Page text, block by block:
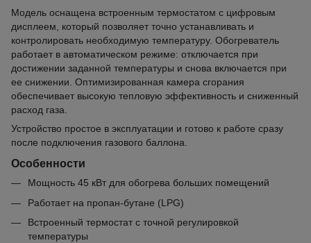
Модель оснащена встроенным термостатом с цифровым
дисплеем, который позволяет точно устанавливать и
контролировать необходимую температуру. Обогреватель
работает в автоматическом режиме: отключается при
достижении заданной температуры и снова включается при
ее снижении. Оптимизированная камера сгорания
обеспечивает высокую тепловую эффективность и сниженный
расход газа.
Устройство простое в эксплуатации и готово к работе сразу
после подключения газового баллона.
Особенности
Мощность 45 кВт для обогрева больших помещений
Работает на пропан-бутане (LPG)
Встроенный термостат с точной регулировкой
температуры